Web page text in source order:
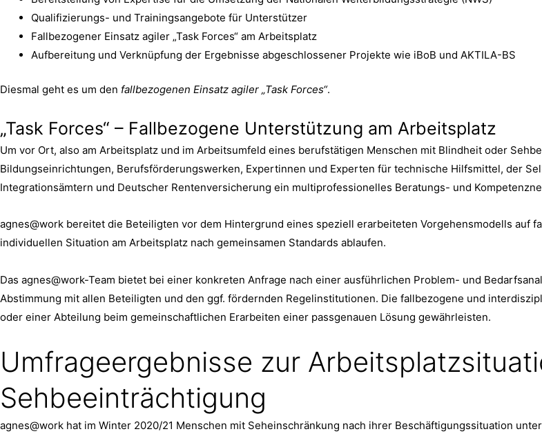
Qualifizierungs- und Trainingsangebote für Unterstützer
Fallbezogener Einsatz agiler „Task Forces“ am Arbeitsplatz
Aufbereitung und Verknüpfung der Ergebnisse abgeschlossener Projekte wie iBoB und AKTILA-BS
Diesmal geht es um den fallbezogenen Einsatz agiler „Task Forces“.
„Task Forces“ – Fallbezogene Unterstützung am Arbeitsplatz
Um vor Ort, also am Arbeitsplatz und im Arbeitsumfeld eines berufstätigen Menschen mit Blindheit oder
Bildungseinrichtungen, Berufsförderungswerken, Expertinnen und Experten für technische Hilfsmittel, der
Integrationsämtern und Deutscher Rentenversicherung ein multiprofessionelles Beratungs- und
agnes@work bereitet die Beteiligten vor dem Hintergrund eines speziell erarbeiteten Vorgehensmodells auf
individuellen Situation am Arbeitsplatz nach gemeinsamen Standards ablaufen.
Das agnes@work-Team bietet bei einer konkreten Anfrage nach einer ausführlichen Problem- und
Abstimmung mit allen Beteiligten und den ggf. fördernden Regelinstitutionen. Die fallbezogene und
oder einer Abteilung beim gemeinschaftlichen Erarbeiten einer passgenauen Lösung gewährleisten.
Umfrageergebnisse zur
Sehbeeinträchtigung
agnes@work hat im Winter 2020/21 Menschen mit Seheinschränkung nach ihrer Beschäftigungssituation